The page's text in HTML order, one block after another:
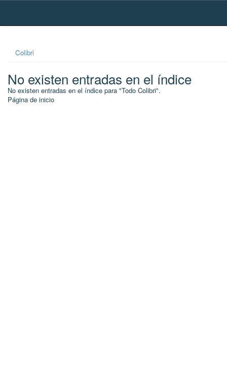
Skip
Colibri
No existen entradas en el índice
No existen entradas en el índice para "Todo Colibri".
Página de inicio